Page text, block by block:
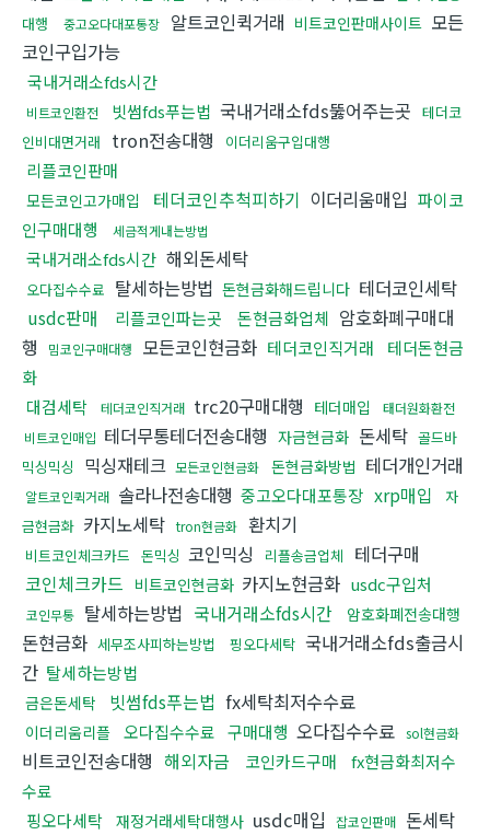
대행
중고오다대포통장 알트코인퀵거래 비트코인판매사이트 모든
코인구입가능
국내거래소fds시간
비트코인환전 빗썸fds푸는법 국내거래소fds뚫어주는곳 테더코
인비대면거래
tron전송대행 이더리움구입대행
리플코인판매
모든코인고가매입 테더코인추척피하기 이더리움매입 파이코
인구매대행
세금적게내는방법
국내거래소fds시간 해외돈세탁
오다집수수료 탈세하는방법 돈현금화해드립니다 테더코인세탁
usdc판매
리플코인파는곳 돈현금화업체 암호화폐구매대
행
밈코인구매대행 모든코인현금화 테더코인직거래
테더돈현금
화
대검세탁
테더코인직거래 trc20구매대행 테더매입
태더원화환전
비트코인매입 테더무통테더전송대행 자금현금화 돈세탁 골드바
믹싱믹싱
믹싱재테크 모든코인현금화 돈현금화방법 테더개인거래
알트코인퀵거래 솔라나전송대행 중고오다대포통장 xrp매입
자
금현금화 카지노세탁 tron현금화 환치기
비트코인체크카드 돈믹싱 코인믹싱 리플송금업체
테더구매
코인체크카드 비트코인현금화 카지노현금화 usdc구입처
코인무통 탈세하는방법 국내거래소fds시간 암호화폐전송대행
돈현금화 세무조사피하는방법 핑오다세탁 국내거래소fds출금시
간 탈세하는방법
금은돈세탁 빗썸fds푸는법 fx세탁최저수수료
이더리움리플 오다집수수료 구매대행 오다집수수료 sol현금화
비트코인전송대행 해외자금 코인카드구매
fx현금화최저수
수료
핑오다세탁 재정거래세탁대행사 usdc매입 잡코인판매 돈세탁